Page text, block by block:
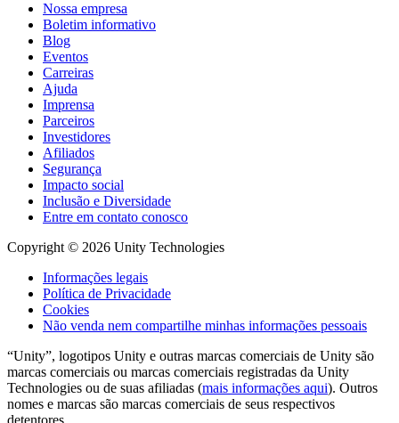
Nossa empresa
Boletim informativo
Blog
Eventos
Carreiras
Ajuda
Imprensa
Parceiros
Investidores
Afiliados
Segurança
Impacto social
Inclusão e Diversidade
Entre em contato conosco
Copyright © 2026 Unity Technologies
Informações legais
Política de Privacidade
Cookies
Não venda nem compartilhe minhas informações pessoais
“Unity”, logotipos Unity e outras marcas comerciais de Unity são
marcas comerciais ou marcas comerciais registradas da Unity
Technologies ou de suas afiliadas (mais informações aqui). Outros
nomes e marcas são marcas comerciais de seus respectivos